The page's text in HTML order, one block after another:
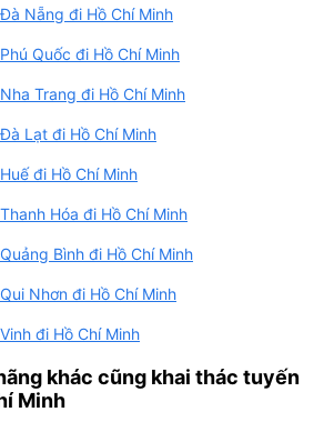
Nẵng đi Hồ Chí Minh
Quốc đi Hồ Chí Minh
Trang đi Hồ Chí Minh
Lạt đi Hồ Chí Minh
đi Hồ Chí Minh
Hóa đi Hồ Chí Minh
Bình đi Hồ Chí Minh
Nhơn đi Hồ Chí Minh
đi Hồ Chí Minh
khác cũng khai thác tuyến
Minh